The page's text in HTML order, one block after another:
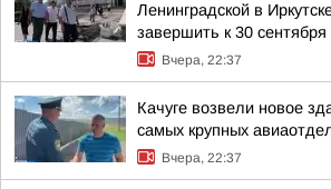
Ленинградской в
завершить к 30 сентября
Вчера, 22:37
Качуге возвели новое
самых крупных
Вчера, 22:37